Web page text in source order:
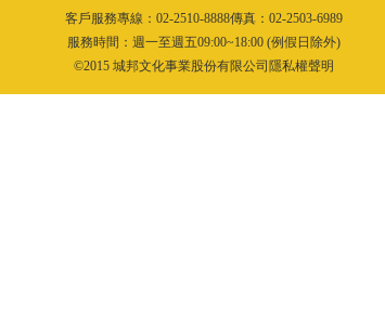
客戶服務專線：02-2510-8888傳真：02-2503-6989
服務時間：週一至週五09:00~18:00 (例假日除外)
©2015 城邦文化事業股份有限公司隱私權聲明